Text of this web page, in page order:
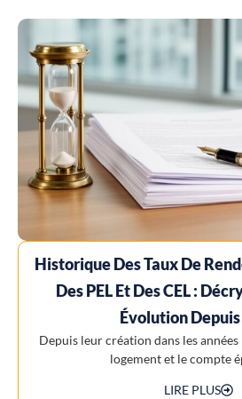
Historique Des Taux De
Des PEL Et Des CEL :
Évolution
Depuis leur création dans les
logement et le compte
LIRE PLUS